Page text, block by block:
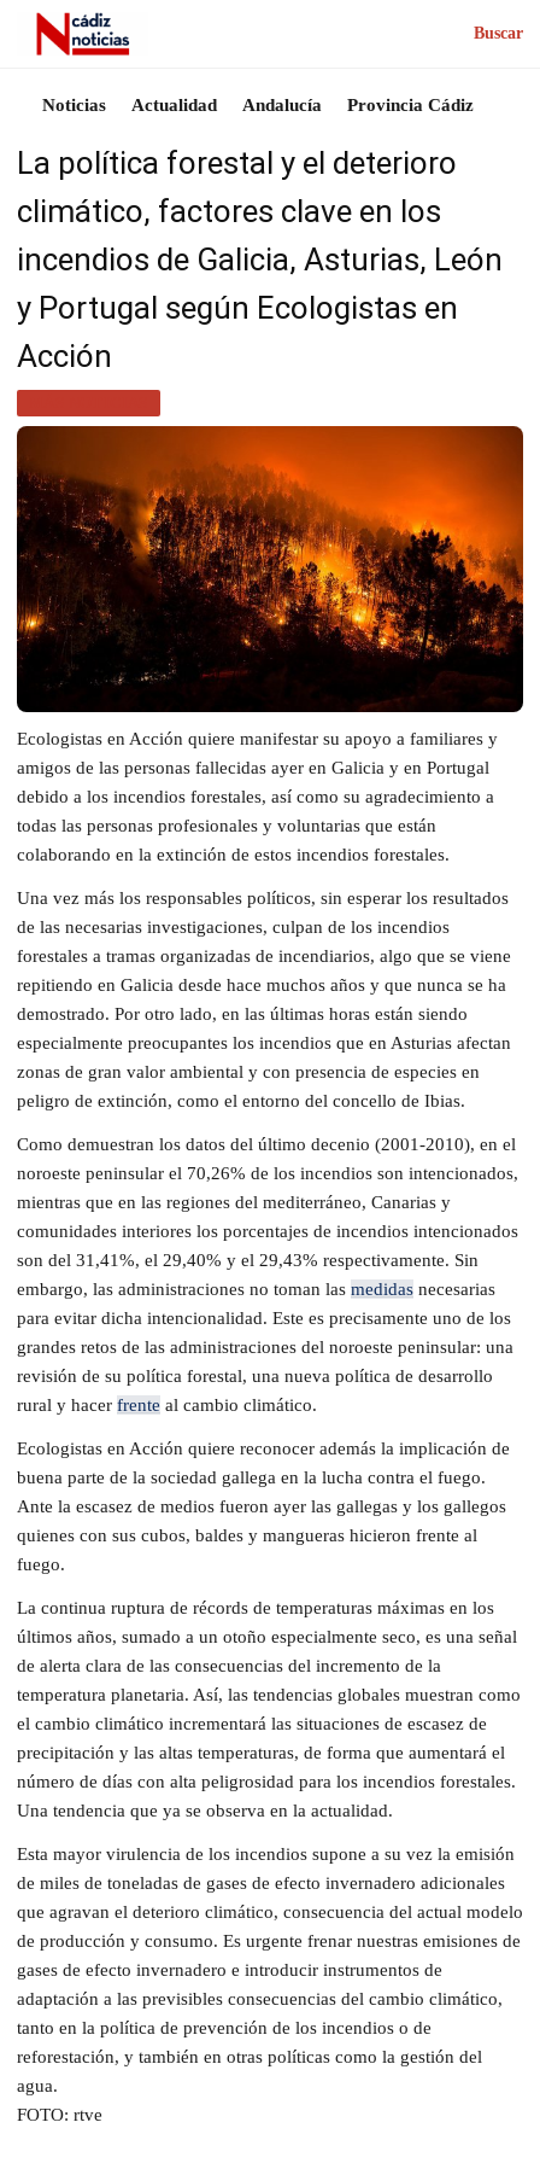
Buscar
Noticias Actualidad Andalucía Provincia Cádiz
La política forestal y el deterioro
climático, factores clave en los
incendios de Galicia, Asturias, León
y Portugal según Ecologistas en
Acción
Ecologistas en Acción quiere manifestar su apoyo a familiares y
amigos de las personas fallecidas ayer en Galicia y en Portugal
debido a los incendios forestales, así como su agradecimiento a
todas las personas profesionales y voluntarias que están
colaborando en la extinción de estos incendios forestales.
Una vez más los responsables políticos, sin esperar los resultados
de las necesarias investigaciones, culpan de los incendios
forestales a tramas organizadas de incendiarios, algo que se viene
repitiendo en Galicia desde hace muchos años y que nunca se ha
demostrado. Por otro lado, en las últimas horas están siendo
especialmente preocupantes los incendios que en Asturias afectan
zonas de gran valor ambiental y con presencia de especies en
peligro de extinción, como el entorno del concello de Ibias.
Como demuestran los datos del último decenio (2001-2010), en el
noroeste peninsular el 70,26% de los incendios son intencionados,
mientras que en las regiones del mediterráneo, Canarias y
comunidades interiores los porcentajes de incendios intencionados
son del 31,41%, el 29,40% y el 29,43% respectivamente. Sin
embargo, las administraciones no toman las medidas necesarias
para evitar dicha intencionalidad. Este es precisamente uno de los
grandes retos de las administraciones del noroeste peninsular: una
revisión de su política forestal, una nueva política de desarrollo
rural y hacer frente al cambio climático.
Ecologistas en Acción quiere reconocer además la implicación de
buena parte de la sociedad gallega en la lucha contra el fuego.
Ante la escasez de medios fueron ayer las gallegas y los gallegos
quienes con sus cubos, baldes y mangueras hicieron frente al
fuego.
La continua ruptura de récords de temperaturas máximas en los
últimos años, sumado a un otoño especialmente seco, es una señal
de alerta clara de las consecuencias del incremento de la
temperatura planetaria. Así, las tendencias globales muestran como
el cambio climático incrementará las situaciones de escasez de
precipitación y las altas temperaturas, de forma que aumentará el
número de días con alta peligrosidad para los incendios forestales.
Una tendencia que ya se observa en la actualidad.
Esta mayor virulencia de los incendios supone a su vez la emisión
de miles de toneladas de gases de efecto invernadero adicionales
que agravan el deterioro climático, consecuencia del actual modelo
de producción y consumo. Es urgente frenar nuestras emisiones de
gases de efecto invernadero e introducir instrumentos de
adaptación a las previsibles consecuencias del cambio climático,
tanto en la política de prevención de los incendios o de
reforestación, y también en otras políticas como la gestión del
agua.
FOTO: rtve